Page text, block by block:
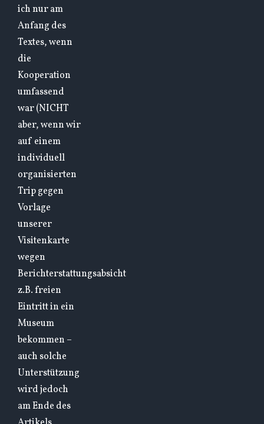
ich nur am
Anfang des
Textes, wenn
die
Kooperation
umfassend
war (NICHT
aber, wenn wir
auf einem
individuell
organisierten
Trip gegen
Vorlage
unserer
Visitenkarte
wegen
Berichterstattungsabsicht
z.B. freien
Eintritt in ein
Museum
bekommen –
auch solche
Unterstützung
wird jedoch
am Ende des